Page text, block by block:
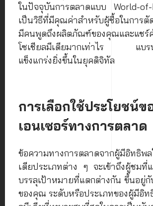
ในปัจจุบันการตลาดแบบ World-
เป็นวิธีที่มีคุณค่าสำหรับผู้ซื้อในการตั
มีคนพูดถึงผลิตภัณฑ์ของคุณและแชร์
โซเชียลมีเดียมากเท่าไร แบร
แข็งแกร่งยิ่งขึ้นในยุคดิจิทัล
การเลือกใช้ประโยชน์
เอนเซอร์ทางการตลาด
ข้อความทางการตลาดจากผู้มีอิทธิพล
เดียประเภทต่าง ๆ จะเข้าถึงผู้ชมที่
บรรลุเป้าหมายที่แตกต่างกัน ขึ้นอยู่
ของคุณ ระดับหรือประเภทของผู้มีอิท